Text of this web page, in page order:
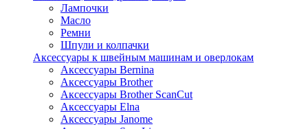
Лампочки
Масло
Ремни
Шпули и колпачки
Аксессуары к швейным машинам и оверлокам
Аксессуары Bernina
Аксессуары Brother
Аксессуары Brother ScanCut
Аксессуары Elna
Аксессуары Janome